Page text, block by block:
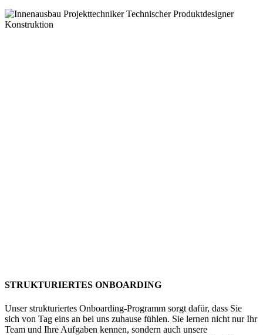
STRUKTURIERTES ONBOARDING
Unser strukturiertes Onboarding-Programm sorgt dafür, dass Sie
sich von Tag eins an bei uns zuhause fühlen. Sie lernen nicht nur Ihr
Team und Ihre Aufgaben kennen, sondern auch unsere